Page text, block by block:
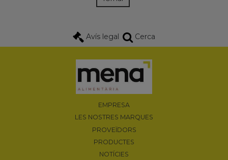
Avís legal Cerca
EMPRESA
LES NOSTRES MARQUES
PROVEÏDORS
PRODUCTES
NOTÍCIES